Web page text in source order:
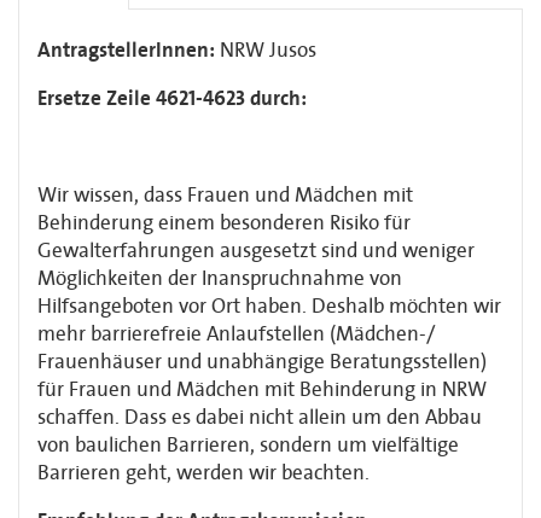
AntragstellerInnen: NRW Jusos
Ersetze Zeile 4621-4623 durch:
Wir wissen, dass Frauen und Mädchen mit
Behinderung einem besonderen Risiko für
Gewalterfahrungen ausgesetzt sind und weniger
Möglichkeiten der Inanspruchnahme von
Hilfsangeboten vor Ort haben. Deshalb möchten wir
mehr barrierefreie Anlaufstellen (Mädchen-/
Frauenhäuser und unabhängige Beratungsstellen)
für Frauen und Mädchen mit Behinderung in NRW
schaffen. Dass es dabei nicht allein um den Abbau
von baulichen Barrieren, sondern um vielfältige
Barrieren geht, werden wir beachten.